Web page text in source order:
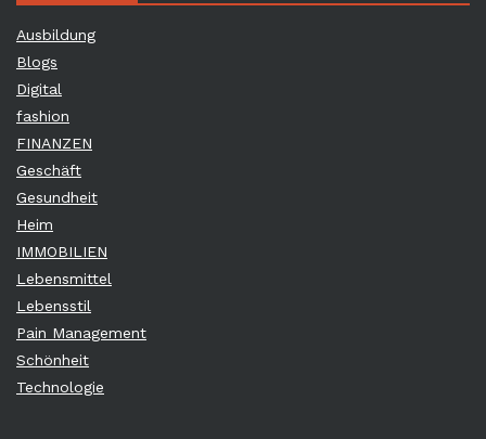
Ausbildung
Blogs
Digital
fashion
FINANZEN
Geschäft
Gesundheit
Heim
IMMOBILIEN
Lebensmittel
Lebensstil
Pain Management
Schönheit
Technologie